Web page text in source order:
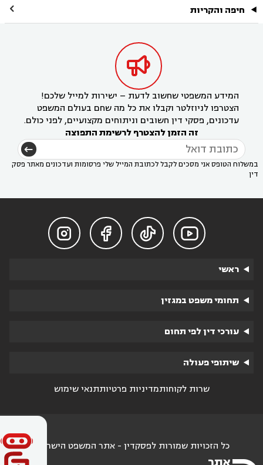
חיפה והקריות 

המידע המשפטי שחשוב לדעת – ישירות למייל שלכם!
הצטרפו לניוזלטר וקבלו את כל מה שחם בעולם המשפט
עדכונים, פסקי דין חשובים וניתוחים מקצועיים, לפני כולם.
זה הזמן להצטרף לרשימת התפוצה
במשלוח הטופס אני מסכים לקבל לכתובת המייל שלי פרסומות ועדכונים מאתר פסק
דין




ראשי
תחומי משפט במגזין
עורכי דין לפי תחום
שיתופי פעולה
שרות לקוחותמדיניות פרטיותתנאי שימוש
כל הזכויות שמורות לפסקדין - אתר המשפט הישראלי